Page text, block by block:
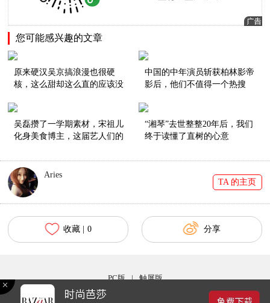
您可能感兴趣的文章
原来硬汉吴京搞浪漫也很硬
核，这么甜却这么直的应该没
中国的中年演员斩获柏林影帝
影后，他们不值得一个热搜
吴磊攒了一学期素材，宋祖儿
化身美食博主，这届艺人们的
“湘琴”去世整整20年后，我们
终于读懂了直树的心意
Aries
TA 的主页
收藏 | 0 分享
PC版 | 触屏版
Copyright © 2017 bazaar.com.cn 北京时尚在线网络服务有限公司 京ICP备030044号